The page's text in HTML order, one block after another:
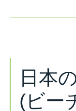
日本
(ビー